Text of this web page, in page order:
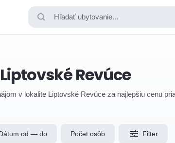
Hľadať ubytovanie...
Revúce
v lokalite Liptovské Revúce za najlepšiu cenu
od — do Počet osôb Filter